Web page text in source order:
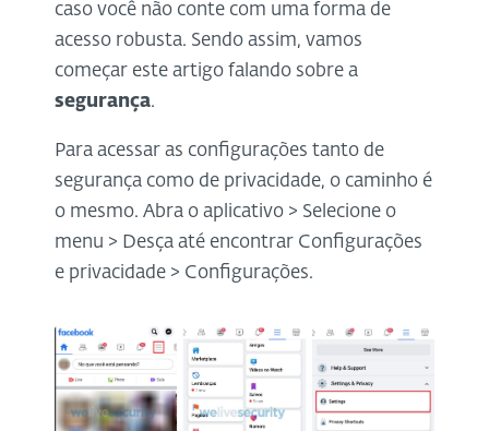
caso você não conte com uma forma de
acesso robusta. Sendo assim, vamos
começar este artigo falando sobre a
segurança.
Para acessar as configurações tanto de
segurança como de privacidade, o caminho é
o mesmo. Abra o aplicativo > Selecione o
menu > Desça até encontrar Configurações
e privacidade > Configurações.